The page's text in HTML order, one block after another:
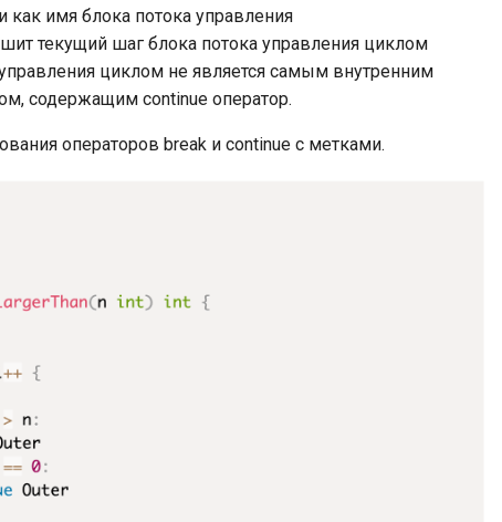
имя блока потока управления
текущий шаг блока потока управления циклом
циклом не является самым внутренним
содержащим continue оператор.
операторов break и continue с метками.